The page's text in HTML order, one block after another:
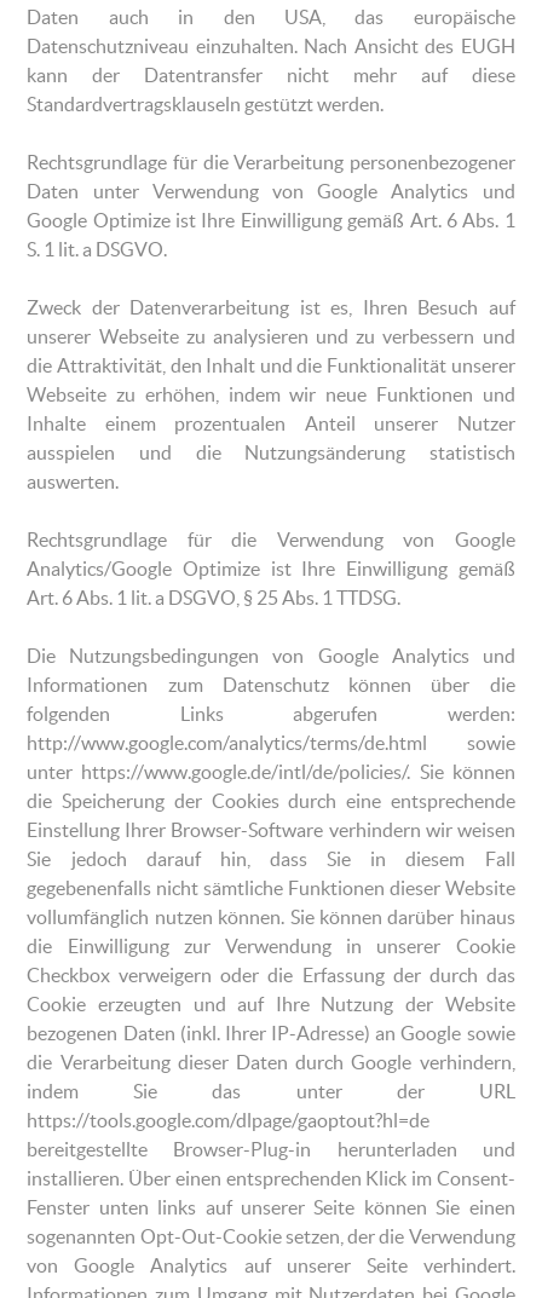
Daten auch in den USA, das europäische
Datenschutzniveau einzuhalten. Nach Ansicht des EUGH
kann der Datentransfer nicht mehr auf diese
Standardvertragsklauseln gestützt werden.
Rechtsgrundlage für die Verarbeitung personenbezogener
Daten unter Verwendung von Google Analytics und
Google Optimize ist Ihre Einwilligung gemäß Art. 6 Abs. 1
S. 1 lit. a DSGVO.
Zweck der Datenverarbeitung ist es, Ihren Besuch auf
unserer Webseite zu analysieren und zu verbessern und
die Attraktivität, den Inhalt und die Funktionalität unserer
Webseite zu erhöhen, indem wir neue Funktionen und
Inhalte einem prozentualen Anteil unserer Nutzer
ausspielen und die Nutzungsänderung statistisch
auswerten.
Rechtsgrundlage für die Verwendung von Google
Analytics/Google Optimize ist Ihre Einwilligung gemäß
Art. 6 Abs. 1 lit. a DSGVO, § 25 Abs. 1 TTDSG.
Die Nutzungsbedingungen von Google Analytics und
Informationen zum Datenschutz können über die
folgenden Links abgerufen werden:
http://www.google.com/analytics/terms/de.html sowie
unter https://www.google.de/intl/de/policies/. Sie können
die Speicherung der Cookies durch eine entsprechende
Einstellung Ihrer Browser-Software verhindern wir weisen
Sie jedoch darauf hin, dass Sie in diesem Fall
gegebenenfalls nicht sämtliche Funktionen dieser Website
vollumfänglich nutzen können. Sie können darüber hinaus
die Einwilligung zur Verwendung in unserer Cookie
Checkbox verweigern oder die Erfassung der durch das
Cookie erzeugten und auf Ihre Nutzung der Website
bezogenen Daten (inkl. Ihrer IP-Adresse) an Google sowie
die Verarbeitung dieser Daten durch Google verhindern,
indem Sie das unter der URL
https://tools.google.com/dlpage/gaoptout?hl=de
bereitgestellte Browser-Plug-in herunterladen und
installieren. Über einen entsprechenden Klick im Consent-
Fenster unten links auf unserer Seite können Sie einen
sogenannten Opt-Out-Cookie setzen, der die Verwendung
von Google Analytics auf unserer Seite verhindert.